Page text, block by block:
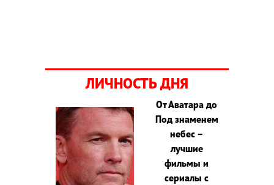
ЛИЧНОСТЬ ДНЯ
От Аватара до
Под знаменем
небес –
лучшие
фильмы и
сериалы с